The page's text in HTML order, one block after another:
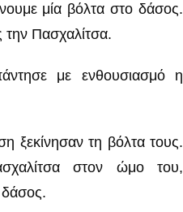
μία βόλτα στο δάσος.
την Πασχαλίτσα.
με ενθουσιασμό η
ξεκίνησαν τη βόλτα τους.
στον ώμο του,